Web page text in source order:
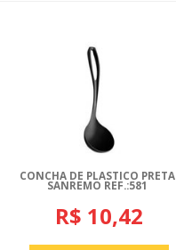
CONCHA DE PLASTICO PRETA
SANREMO REF.:581
R$ 10,42